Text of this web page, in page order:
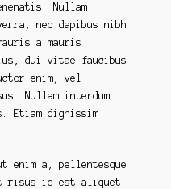
Nullam
nec dapibus nibh
a mauris
dui vitae faucibus
enim, vel
Nullam interdum
Etiam dignissim
enim a, pellentesque
risus id est aliquet